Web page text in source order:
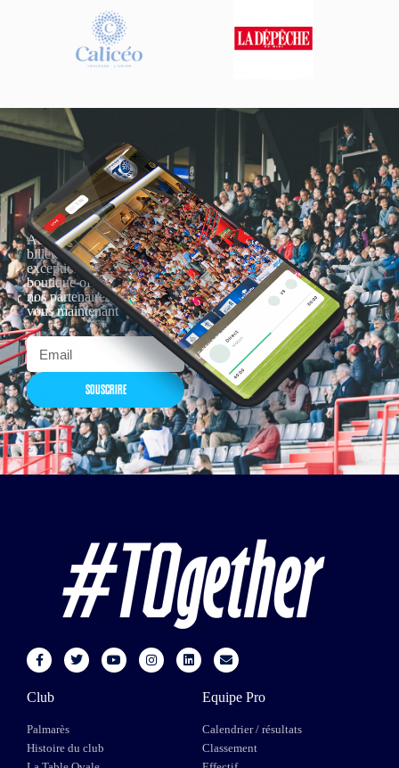
Actualités, nouveautés,
billetterie, remises
exceptionnelles dans la
boutique officielles & chez
nos partenaires… Inscrivez-
vous maintenant
SOUSCRIRE
Club
Palmarès
Histoire du club
Equipe Pro
Calendrier / résultats
Classement